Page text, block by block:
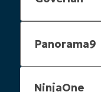
NinjaOne